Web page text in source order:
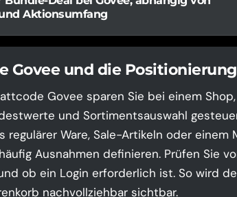
Aktionsumfang
Govee und die
Govee sparen Sie bei einem
und Sortimentsauswahl
regulärer Ware, Sale-Artikeln oder
Ausnahmen definieren. Prüfen Sie
ob ein Login erforderlich ist. So wird
nachvollziehbar sichtbar.